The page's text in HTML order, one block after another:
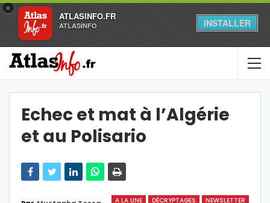
×
ATLASINFO.FR
ATLASINFO INSTALLER
Echec et mat à l’Algérie
et au Polisario
A LA UNE DÉCRYPTAGES NEWSLETTER